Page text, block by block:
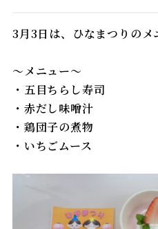
病院概要
当院の特徴
館内案内
広報物
実績紹介
入院のご案内
相談窓口
面会・お見舞いの方
部門紹介
看護部
リハビリテーション科
薬剤科
アクセス
3月3日は、ひなまつりのメ
～メニュー～
・五目ちらし寿司
・赤だし味噌汁
・鶏団子の煮物
・いちごムース